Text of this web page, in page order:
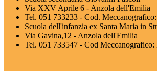
Via XXV Aprile 6 - Anzola dell'Emilia
Tel. 051 733233 - Cod.
Scuola dell'infanzia ex Santa Maria in
Via Gavina,12 - Anzola dell'Emilia
Tel. 051 733547 - Cod